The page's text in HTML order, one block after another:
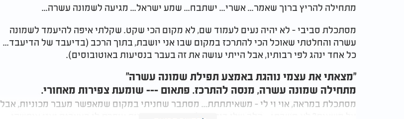
מתחילה להריץ ברוך שאמר... אשרי... ישתבח... שמע ישראל... מגיעה לשמונה עשרה...
מסתכלת סביבי - לא יהיה נעים לעמוד שם, לא מקום הכי שקט. שקלתי איפה להיעמד לשמונה
עשרה והחלטתי שאוכל הכי להתרכז במקום שבו אני יושבת, בתוך הרכב (בדיעבד של הדיעבד...
כל אחד ינהג לפי רבותיו, אבל הייתי עושה את זה בעבר בנסיעות באוטובוסים).
"מצאתי את עצמי נוהגת באמצע תפילת שמונה עשרה"
מתחילה שמונה עשרה, מנסה להתרכז. פתאום --- שומעת צפירות מאחורי.
מסתכלת במראה, אוי וי לי - משאיתתתת... מסתבר שחניתי במקום שמאפשר מעבר מכוניות, אבל
על משאית? לא חשבתי... הלב שלי דופק על מאתיים, המשאית צופרת לי בעצבים ואני איפשהו